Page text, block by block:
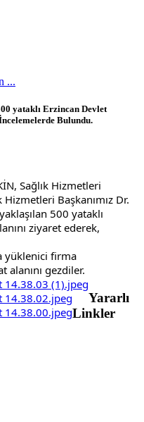
...
yataklı Erzincan Devlet
Bulundu.
Sağlık Hizmetleri
Hizmetleri Başkanımız Dr.
500 yataklı
ziyaret ederek,
gezdiler.
Yararlı
Linkler